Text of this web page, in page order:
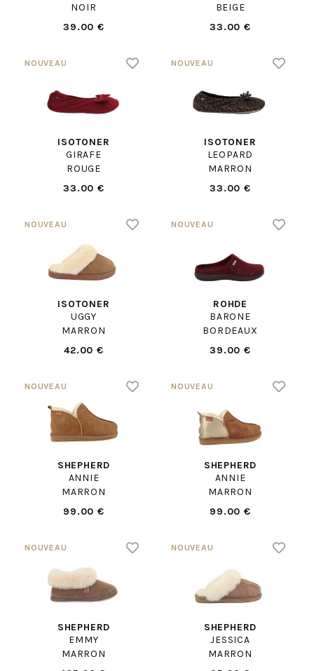
NOIR
39.00 €
BEIGE
33.00 €
ISOTONER
GIRAFE
ROUGE
33.00 €
ISOTONER
LEOPARD
MARRON
33.00 €
ISOTONER
UGGY
MARRON
42.00 €
ROHDE
BARONE
BORDEAUX
39.00 €
SHEPHERD
ANNIE
MARRON
99.00 €
SHEPHERD
ANNIE
MARRON
99.00 €
SHEPHERD
EMMY
MARRON
SHEPHERD
JESSICA
MARRON